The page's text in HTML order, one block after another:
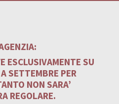
ESCLUSIVAMENTE SU
SETTEMBRE PER
NON SARA’
REGOLARE.